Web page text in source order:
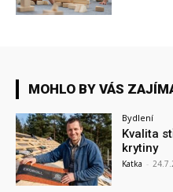
MOHLO BY VÁS
Bydlení
Kvalita
krytiny
Katka -